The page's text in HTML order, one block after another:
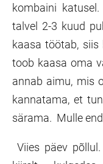
kombaini
talvel 2-3 kuud
kaasa töötab,
toob kaasa oma
annab aimu, mis
kannatama, et
särama. Mulle
Viies päev